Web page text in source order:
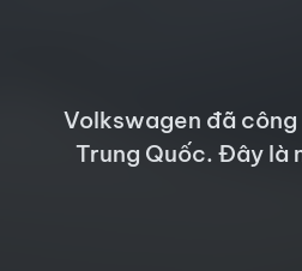
Volkswagen đã công
Trung Quốc. Đây là